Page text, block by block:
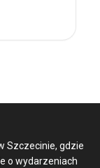
Szczecinie, gdzie
o wydarzeniach